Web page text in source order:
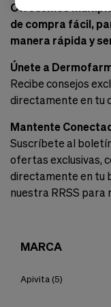
Ofrecemos
de compra fácil,
manera rápida y
Únete a
Recibe consejos
directamente en tu
Mantente
Suscríbete al
ofertas exclusivas,
directamente en tu
nuestra RRSS para
MARCA
Apivita (5)